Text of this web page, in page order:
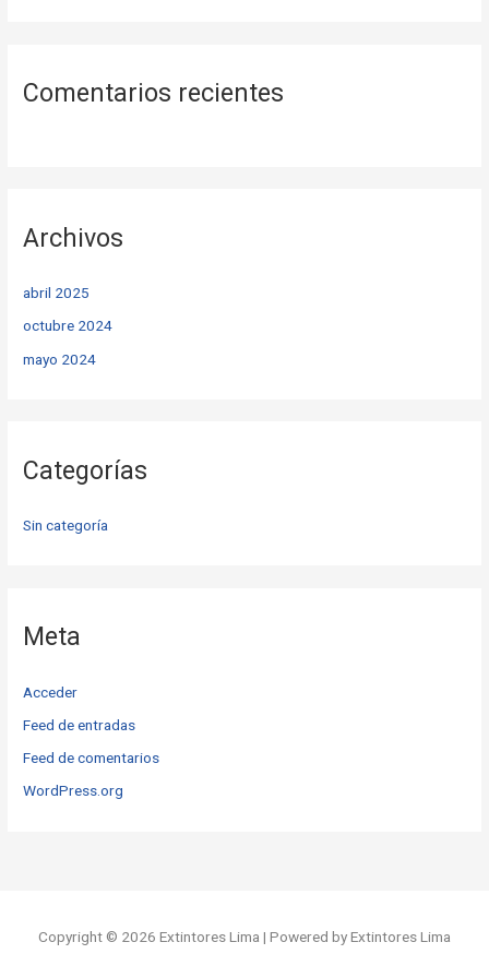
Comentarios recientes
Archivos
abril 2025
octubre 2024
mayo 2024
Categorías
Sin categoría
Meta
Acceder
Feed de entradas
Feed de comentarios
WordPress.org
Copyright © 2026 Extintores Lima | Powered by Extintores Lima